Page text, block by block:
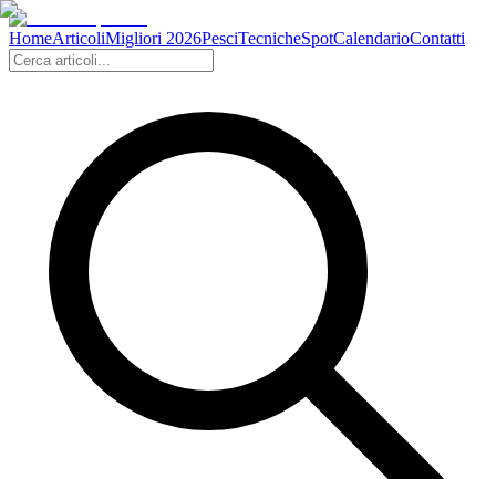
HomeArticoliMigliori 2026PesciTecnicheSpotCalendarioContatti